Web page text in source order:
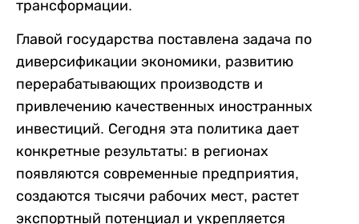
трансформации.
Главой государства поставлена задача по
диверсификации экономики, развитию
перерабатывающих производств и
привлечению качественных иностранных
инвестиций. Сегодня эта политика дает
конкретные результаты: в регионах
появляются современные предприятия,
создаются тысячи рабочих мест, растет
экспортный потенциал и укрепляется